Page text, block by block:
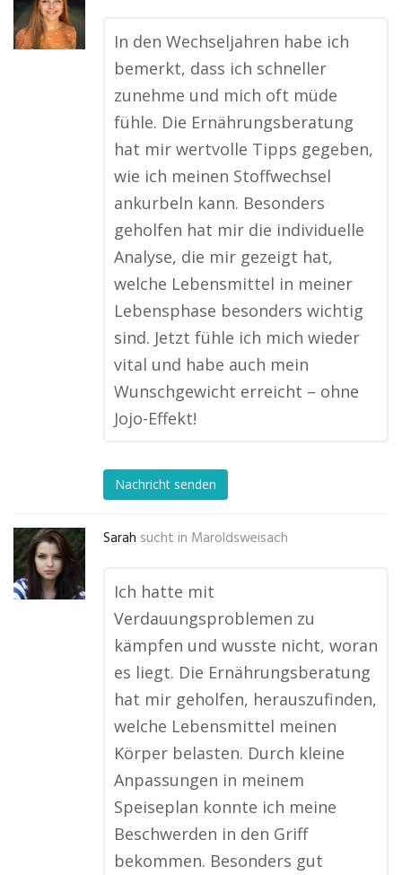
In den Wechseljahren habe ich
bemerkt, dass ich schneller
zunehme und mich oft müde
fühle. Die Ernährungsberatung
hat mir wertvolle Tipps gegeben,
wie ich meinen Stoffwechsel
ankurbeln kann. Besonders
geholfen hat mir die individuelle
Analyse, die mir gezeigt hat,
welche Lebensmittel in meiner
Lebensphase besonders wichtig
sind. Jetzt fühle ich mich wieder
vital und habe auch mein
Wunschgewicht erreicht – ohne
Jojo-Effekt!
Nachricht senden
Sarah sucht in Maroldsweisach
Ich hatte mit
Verdauungsproblemen zu
kämpfen und wusste nicht, woran
es liegt. Die Ernährungsberatung
hat mir geholfen, herauszufinden,
welche Lebensmittel meinen
Körper belasten. Durch kleine
Anpassungen in meinem
Speiseplan konnte ich meine
Beschwerden in den Griff
bekommen. Besonders gut